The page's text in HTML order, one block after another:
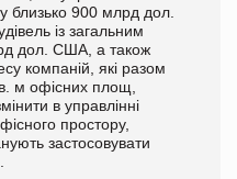
близько 900 млрд дол.
із загальним
дол. США, а також
компаній, які разом
м офісних площ,
в управлінні
простору,
застосовувати